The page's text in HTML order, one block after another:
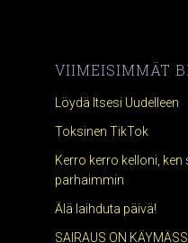
VIIMEISIMMÄT
Löydä Itsesi Uudelleen
Toksinen TikTok
Kerro kerro kelloni,
parhaimmin
Älä laihduta päivä!
SAIRAUS ON